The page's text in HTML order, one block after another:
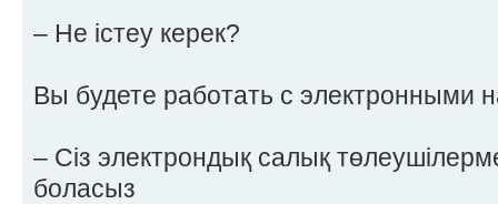
– Не істеу керек?
Вы будете работать с электронными
– Сіз электрондық салық
боласыз